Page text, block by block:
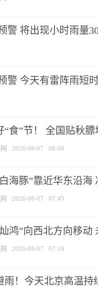
警 将出现小时雨量
警 今天有雷阵雨短
“食”节！ 全国贴秋
2026-08-07 08:00
海豚”靠近华东沿
2026-08-07 07:45
鸿”向西北方向移动
2026-08-07 07:19
雨！今天北京高温